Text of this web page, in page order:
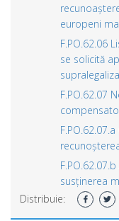
europeni
F.PO.62.06
se solicită
F.PO.62.07
susținerea
Distribuie: